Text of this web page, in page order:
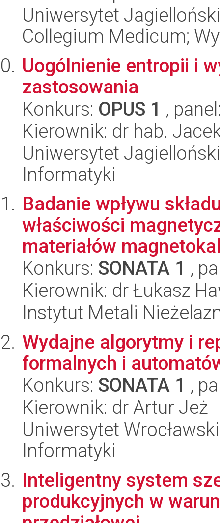
Uniwersytet
Collegium Medicum;
Uogólnienie entropii i
zastosowania
Konkurs: OPUS 1 ,
Kierownik: dr hab.
Uniwersytet
Informatyki
Badanie wpływu
właściwości
materiałów
Konkurs: SONATA 1 ,
Kierownik: dr Łukasz
Instytut Metali
Wydajne algorytmy i
formalnych i
Konkurs: SONATA 1 ,
Kierownik: dr Artur Jeż
Uniwersytet
Informatyki
Inteligentny system
produkcyjnych w